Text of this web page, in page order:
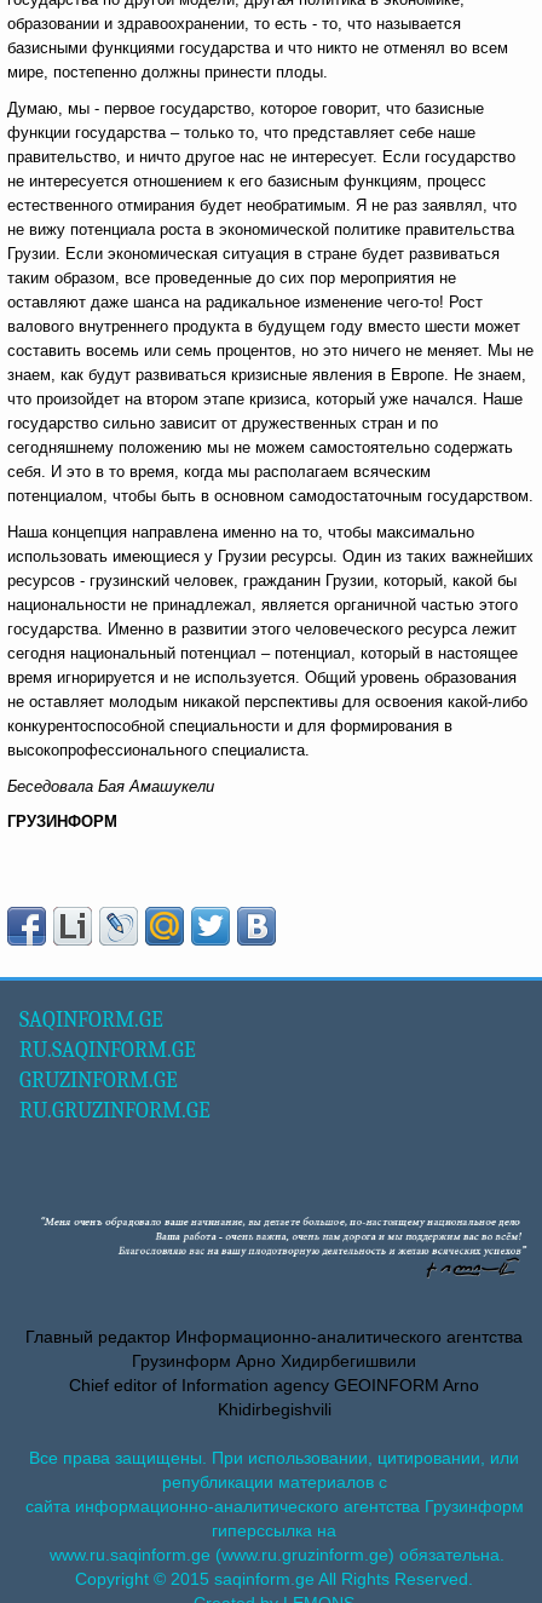
образовании и здравоохранении, то есть - то, что называется
базисными функциями государства и что никто не отменял во всем
мире, постепенно должны принести плоды.
Думаю, мы - первое государство, которое говорит, что базисные
функции государства – только то, что представляет себе наше
правительство, и ничто другое нас не интересует. Если государство
не интересуется отношением к его базисным функциям, процесс
естественного отмирания будет необратимым. Я не раз заявлял, что
не вижу потенциала роста в экономической политике правительства
Грузии. Если экономическая ситуация в стране будет развиваться
таким образом, все проведенные до сих пор мероприятия не
оставляют даже шанса на радикальное изменение чего-то! Рост
валового внутреннего продукта в будущем году вместо шести может
составить восемь или семь процентов, но это ничего не меняет. Мы не
знаем, как будут развиваться кризисные явления в Европе. Не знаем,
что произойдет на втором этапе кризиса, который уже начался. Наше
государство сильно зависит от дружественных стран и по
сегодняшнему положению мы не можем самостоятельно содержать
себя. И это в то время, когда мы располагаем всяческим
потенциалом, чтобы быть в основном самодостаточным государством.
Наша концепция направлена именно на то, чтобы максимально
использовать имеющиеся у Грузии ресурсы. Один из таких важнейших
ресурсов - грузинский человек, гражданин Грузии, который, какой бы
национальности не принадлежал, является органичной частью этого
государства. Именно в развитии этого человеческого ресурса лежит
сегодня национальный потенциал – потенциал, который в настоящее
время игнорируется и не используется. Общий уровень образования
не оставляет молодым никакой перспективы для освоения какой-либо
конкурентоспособной специальности и для формирования в
высокопрофессионального специалиста.
Беседовала Бая Амашукели
ГРУЗИНФОРМ
SAQINFORM.GE
RU.SAQINFORM.GE
GRUZINFORM.GE
RU.GRUZINFORM.GE
Главный редактор Информационно-аналитического агентства
Грузинформ Арно Хидирбегишвили
Chief editor of Information agency GEOINFORM Arno
Khidirbegishvili
Все права защищены. При использовании, цитировании, или
републикации материалов с
сайта информационно-аналитического агентства Грузинформ
гиперссылка на
www.ru.saqinform.ge (www.ru.gruzinform.ge) обязательна.
Copyright © 2015 saqinform.ge All Rights Reserved.